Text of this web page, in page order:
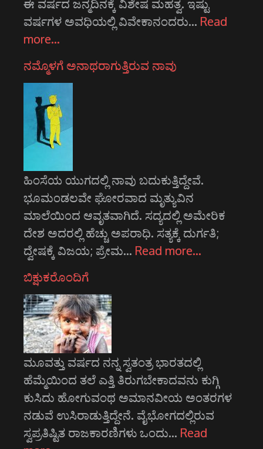
ಈ ವರ್ಷದ ಜನ್ಮದಿನಕ್ಕೆ ವಿಶೇಷ ಮಹತ್ವ. ಇಷ್ಟು
ವರ್ಷಗಳ ಅವಧಿಯಲ್ಲಿ ವಿವೇಕಾನಂದರು… Read
more…
ನಮ್ಮೊಳಗೆ ಅನಾಥರಾಗುತ್ತಿರುವ ನಾವು
ಹಿಂಸೆಯ ಯುಗದಲ್ಲಿ ನಾವು ಬದುಕುತ್ತಿದ್ದೇವೆ.
ಭೂಮಂಡಲವೇ ಘೋರವಾದ ಮೃತ್ಯುವಿನ
ಮಾಲೆಯಿಂದ ಆವೃತವಾಗಿದೆ. ಸದ್ಯದಲ್ಲಿ ಅಮೇರಿಕ
ದೇಶ ಅದರಲ್ಲಿ ಹೆಚ್ಚು ಅಪರಾಧಿ. ಸತ್ಯಕ್ಕೆ ದುರ್ಗತಿ;
ದ್ವೇಷಕ್ಕೆ ವಿಜಯ; ಪ್ರೇಮ… Read more…
ಬಿಕ್ಷುಕರೊಂದಿಗೆ
ಮೂವತ್ತು ವರ್ಷದ ನನ್ನ ಸ್ವತಂತ್ರ ಭಾರತದಲ್ಲಿ
ಹೆಮ್ಮೆಯಿಂದ ತಲೆ ಎತ್ತಿ ತಿರುಗಬೇಕಾದವನು ಕುಗ್ಗಿ
ಕುಸಿದು ಹೋಗುವಂಥ ಅಮಾನವೀಯ ಅಂತರಗಳ
ನಡುವೆ ಉಸಿರಾಡುತ್ತಿದ್ದೇನೆ. ವೈಭೋಗದಲ್ಲಿರುವ
ಸ್ವಪ್ರತಿಷ್ಟಿತ ರಾಜಕಾರಣಿಗಳು ಒಂದು… Read